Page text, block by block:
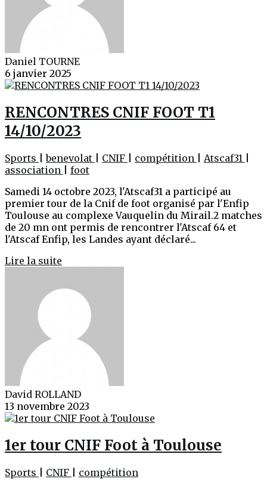
Daniel TOURNE
6 janvier 2025
RENCONTRES CNIF FOOT T1
14/10/2023
Sports |benevolat CNIF compétition Atscaf31
association
foot
Samedi 14 octobre 2023, l'Atscaf31 a participé au
premier tour de la Cnif de foot organisé par l'Enfip
Toulouse au complexe Vauquelin du Mirail.2 matches
de 20 mn ont permis de rencontrer l'Atscaf 64 et
l'Atscaf Enfip, les Landes ayant déclaré...
Lire la suite
David ROLLAND
13 novembre 2023
1er tour CNIF Foot à Toulouse
Sports CNIF
compétition